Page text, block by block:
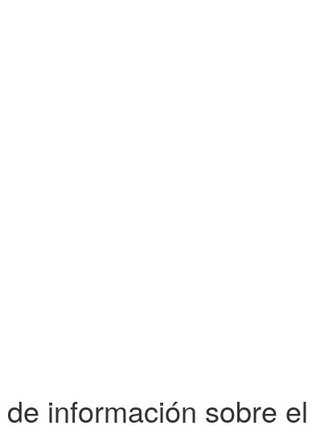
información sobre el